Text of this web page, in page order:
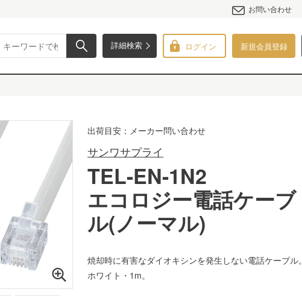
お問い合わせ
詳細検索 ログイン 新規会員登録
出荷目安：メーカー問い合わせ
サンワサプライ
TEL-EN-1N2
エコロジー電話ケーブ
ル(ノーマル)
焼却時に有害なダイオキシンを発生しない電話ケーブル。
ホワイト・1m。